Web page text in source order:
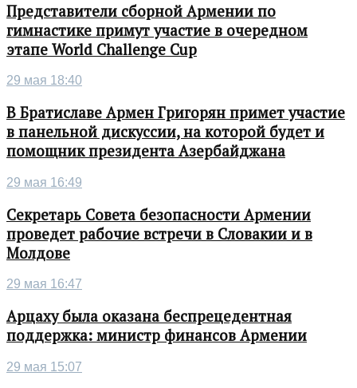
Представители сборной Армении по
гимнастике примут участие в очередном
этапе World Challenge Cup
29 мая 18:40
В Братиславе Армен Григорян примет участие
в панельной дискуссии, на которой будет и
помощник президента Азербайджана
29 мая 16:49
Секретарь Совета безопасности Армении
проведет рабочие встречи в Словакии и в
Молдове
29 мая 16:47
Арцаху была оказана беспрецедентная
поддержка: министр финансов Армении
29 мая 15:07